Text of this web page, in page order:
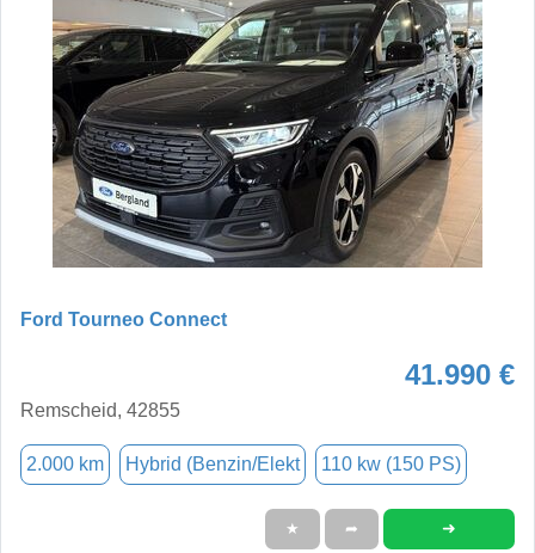
Ford Tourneo Connect
41.990 €
Remscheid, 42855
2.000 km Hybrid (Benzin/Elekt 110 kw (150 PS)
★ ➦ ➜